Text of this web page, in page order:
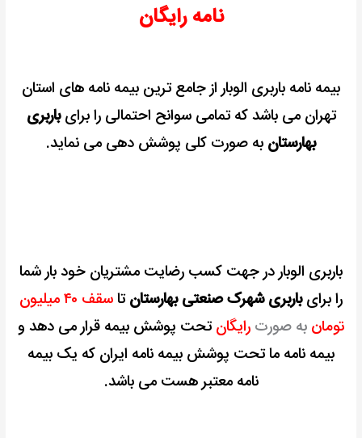
نامه رایگان
بیمه نامه باربری الوبار از جامع ترین بیمه نامه های استان
تهران می باشد که تمامی سوانح احتمالی را برایباربری
بهارستان به صورت کلی پوشش دهی می نماید.
باربری الوبار در جهت کسب رضایت مشتریان خود بار شما
را برایباربری شهرک صنعتی بهارستانتا
سقف ۴۰ میلیون
تومان به صورترایگانتحت پوششبیمه قرار می دهد و
بیمه نامه ما تحت پوشش بیمه نامه ایران که یک بیمه
نامه معتبر هست می باشد.